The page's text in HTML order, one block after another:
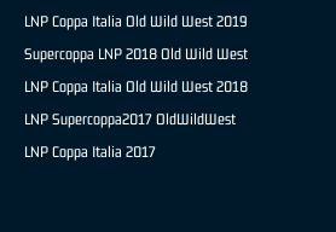
LNP Coppa Italia Old Wild West 2019
Supercoppa LNP 2018 Old Wild West
LNP Coppa Italia Old Wild West 2018
LNP Supercoppa2017 OldWildWest
LNP Coppa Italia 2017